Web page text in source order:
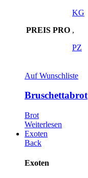
PREIS PRO
KG
,
PZ
Auf Wunschliste
Bruschettabrot
Brot
Weiterlesen
Exoten
Back
Exoten